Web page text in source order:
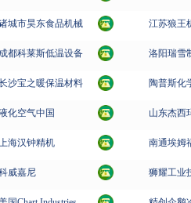
城市昊东食品机械 江苏狼王
成都科莱斯低温设备 洛阳瑞雪
沙宝之暖保温材料 陶普斯化
化空气中国 山东杰西
海汉钟精机 南通埃姆
威嘉尼 狮耀工业